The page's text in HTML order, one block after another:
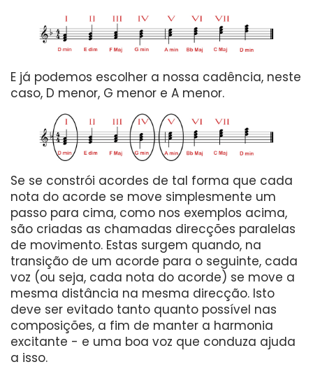
E já podemos escolher a nossa cadência, neste
caso, D menor, G menor e A menor.
Se se constrói acordes de tal forma que cada
nota do acorde se move simplesmente um
passo para cima, como nos exemplos acima,
são criadas as chamadas direcções paralelas
de movimento. Estas surgem quando, na
transição de um acorde para o seguinte, cada
voz (ou seja, cada nota do acorde) se move a
mesma distância na mesma direcção. Isto
deve ser evitado tanto quanto possível nas
composições, a fim de manter a harmonia
excitante - e uma boa voz que conduza ajuda
a isso.